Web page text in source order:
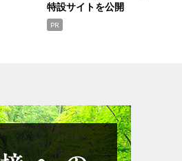
特設サイトを公開
PR